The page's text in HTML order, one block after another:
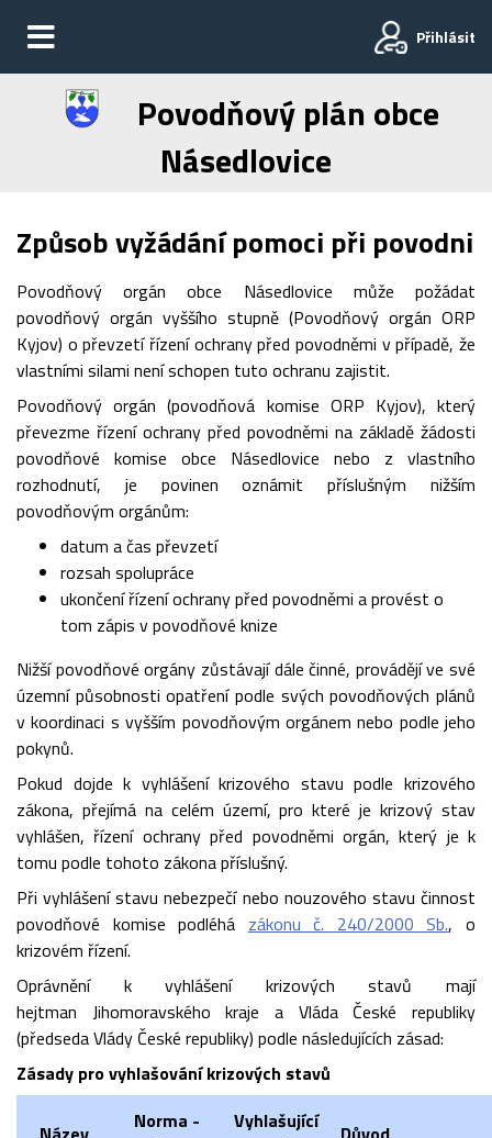
Přihlásit
Povodňový plán obce
Násedlovice
Způsob vyžádání pomoci při povodni
Povodňový orgán obce Násedlovice může požádat
povodňový orgán vyššího stupně (Povodňový orgán ORP
Kyjov) o převzetí řízení ochrany před povodněmi v případě, že
vlastními silami není schopen tuto ochranu zajistit.
Povodňový orgán (povodňová komise ORP Kyjov), který
převezme řízení ochrany před povodněmi na základě žádosti
povodňové komise obce Násedlovice nebo z vlastního
rozhodnutí, je povinen oznámit příslušným nižším
povodňovým orgánům:
datum a čas převzetí
rozsah spolupráce
ukončení řízení ochrany před povodněmi a provést o
tom zápis v povodňové knize
Nižší povodňové orgány zůstávají dále činné, provádějí ve své
územní působnosti opatření podle svých povodňových plánů
v koordinaci s vyšším povodňovým orgánem nebo podle jeho
pokynů.
Pokud dojde k vyhlášení krizového stavu podle krizového
zákona, přejímá na celém území, pro které je krizový stav
vyhlášen, řízení ochrany před povodněmi orgán, který je k
tomu podle tohoto zákona příslušný.
Při vyhlášení stavu nebezpečí nebo nouzového stavu činnost
povodňové komise podléhá zákonu č. 240/2000 Sb., o
krizovém řízení.
Oprávnění k vyhlášení krizových stavů mají
hejtman Jihomoravského kraje a Vláda České republiky
(předseda Vlády České republiky) podle následujících zásad:
Zásady pro vyhlašování krizových stavů
Norma -
Vyhlašující